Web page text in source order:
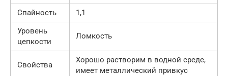
Спайность
1,1
Уровень
цепкости
Ломкость
Свойства
Хорошо растворим в водной среде,
имеет металлический привкус